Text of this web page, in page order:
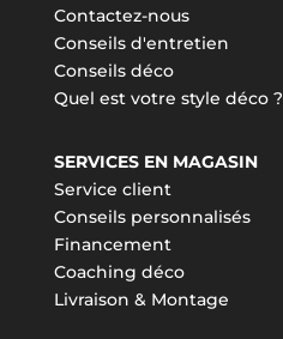
Contactez-nous
Conseils d'entretien
Conseils déco
Quel est votre style déco ?
SERVICES EN MAGASIN
Service client
Conseils personnalisés
Financement
Coaching déco
Livraison & Montage